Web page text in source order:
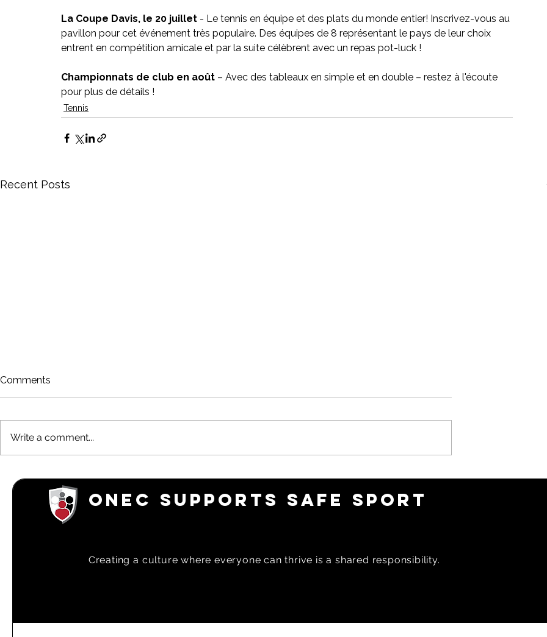
La Coupe Davis, le 20 juillet - Le tennis en équipe et des plats du monde entier! Inscrivez-vous au
pavillon pour cet événement très populaire. Des équipes de 8 représentant le pays de leur choix
entrent en compétition amicale et par la suite célèbrent avec un repas pot-luck !
Championnats de club en août – Avec des tableaux en simple et en double – restez à l'écoute
pour plus de détails !
Tennis
Recent Posts
ONEC Tennis 2025 Season
Summary
ONEC's 2025 Club
Comments
Write a comment...
ONEC SUPPORTS SAFE SPORT
Creating a culture where everyone can thrive is a shared responsibility.